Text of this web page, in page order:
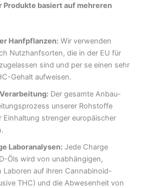
Produkte basiert auf mehreren
Hanfpflanzen:Wir verwenden
Nutzhanfsorten, die in der EU für
sind und per se einen sehr
Gehalt aufweisen.
Der gesamte Anbau-
unserer Rohstoffe
Einhaltung strenger europäischer
Laboranalysen:Jede Charge
Öls wird von unabhängigen,
Laboren auf ihren Cannabinoid-
THC) und die Abwesenheit von